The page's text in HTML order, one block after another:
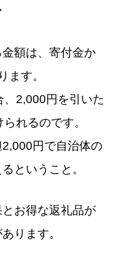
額は、寄付金か
ます。
2,000円を引いた
れるのです。
円で自治体の
ということ。
お得な返礼品が
ります。